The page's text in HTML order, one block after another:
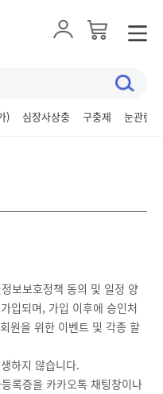
) 심장사상충 구충제 눈관련
보보호정책 동의 및 일정 양
입되며, 가입 이후에 승인처
원을 위한 이벤트 및 각종 할
하지 않습니다.
록증을 카카오톡 채팅창이나